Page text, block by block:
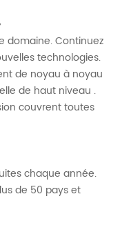
domaine. Continuez
technologies.
de noyau à noyau
de haut niveau .
couvrent toutes
chaque année.
de 50 pays et